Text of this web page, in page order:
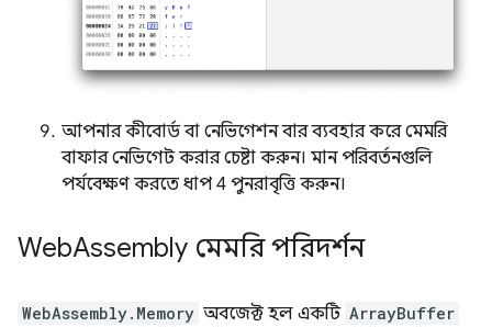
আপনার কীবোর্ড বা নেভিগেশন বার ব্যবহার করে মেমরি
বাফার নেভিগেট করার চেষ্টা করুন। মান পরিবর্তনগুলি
পর্যবেক্ষণ করতে ধাপ 4 পুনরাবৃত্তি করুন।
WebAssembly মেমরি পরিদর্শন
WebAssembly.Memory অবজেক্ট হল একটি ArrayBuffer